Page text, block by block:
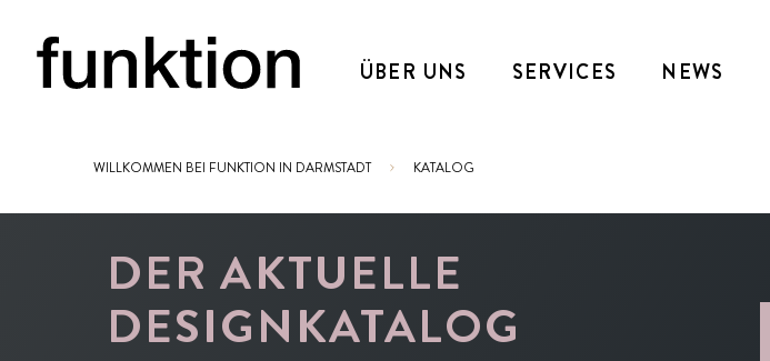
ÜBER UNS SERVICES NEWS
Sie sind hier:
WILLKOMMEN BEI FUNKTION IN DARMSTADT KATALOG
DER AKTUELLE
DESIGNKATALOG